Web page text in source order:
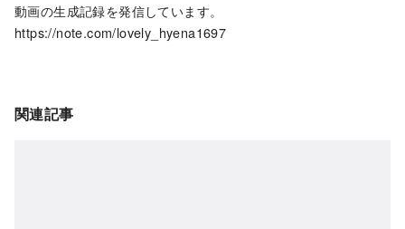
動画の生成記録を発信しています。
https://note.com/lovely_hyena1697
関連記事